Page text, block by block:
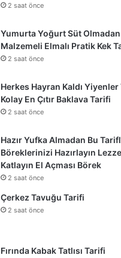
2 saat önce
Yumurta Yoğurt Süt
Malzemeli Elmalı Pratik Kek
2 saat önce
Herkes Hayran Kaldı
Kolay En Çıtır Baklava Tarifi
2 saat önce
Hazır Yufka Almadan Bu
Böreklerinizi Hazırlayın
Katlayın El Açması Börek
2 saat önce
Çerkez Tavuğu Tarifi
2 saat önce
Fırında Kabak Tatlısı Tarifi